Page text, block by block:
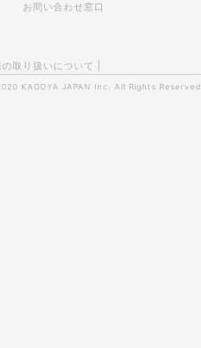
お問い合わせ窓口
取り扱いについて
KAGOYA JAPAN Inc. All Rights Reserved.